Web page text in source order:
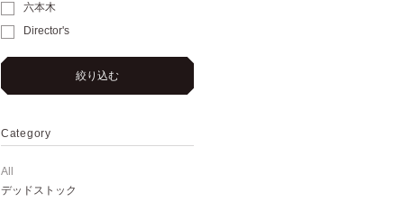
六本木
Director's
絞り込む
Category
All
デッドストック